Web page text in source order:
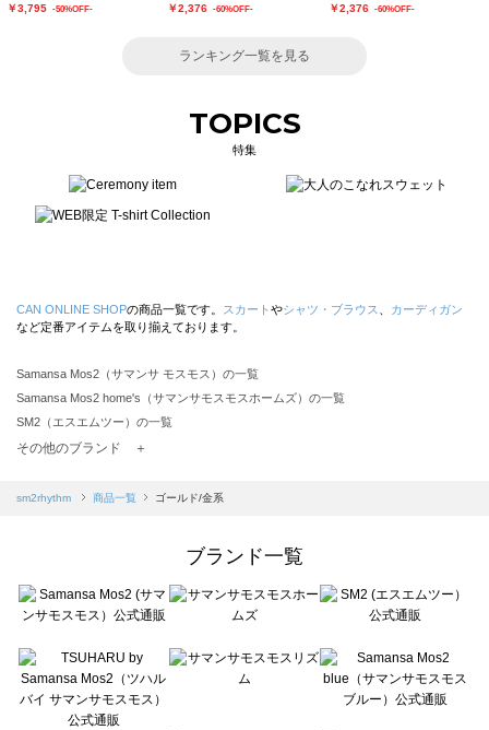
￥3,795 -50%OFF- ￥2,376 -60%OFF- ￥2,376 -60%OFF-
ランキング一覧を見る
TOPICS
特集
CAN ONLINE SHOPの商品一覧です。 スカート やシャツ・ブラウス
カーディガン
など定番アイテムを取り揃えております。
Samansa Mos2（サマンサ モスモス）の一覧
Samansa Mos2 home's（サマンサモスモスホームズ）の一覧
SM2（エスエムツー）の一覧
TSUHARU by Samansa Mos2（ツハルバイサマンサモスモス）の一覧
Samansa Mos2 blue（サマンサモスモス ブルー）の一覧
Te chichi（テチチ）の一覧
Te chichi CLASSIC（テチチ クラシック）の一覧
Lugnoncure（ルノンキュール）の一覧
BETTY'S BLUE（べティーズブルー）の一覧
Wpc.（ワールドパーティー）の一覧
その他のブランド ＋
sm2rhythm 商品一覧 ゴールド/金系
ブランド一覧